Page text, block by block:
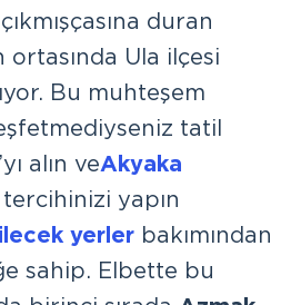
duran
ortasında Ula ilçesi
Bu muhteşem
tatil
alın veAkyaka
yapın
yerler bakımından
sahip. Elbette bu